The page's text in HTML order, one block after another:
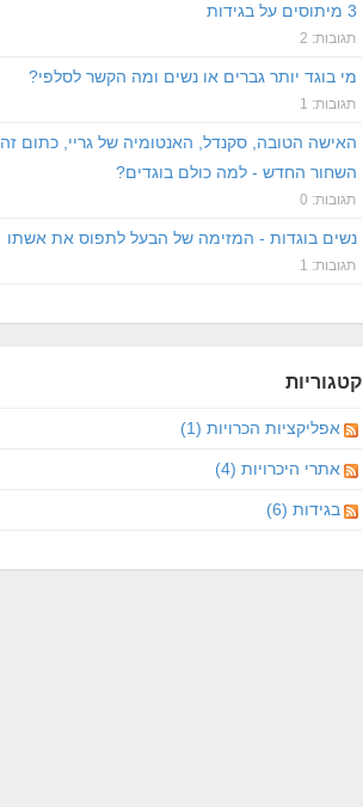
3 מיתוסים על בגידות
תגובות: 2
מי בוגד יותר גברים או נשים ומה הקשר לסלפי?
תגובות: 1
האישה הטובה, סקנדל, האנטומיה של גריי, כתום זה
השחור החדש - למה כולם בוגדים?
תגובות: 0
נשים בוגדות - המזימה של הבעל לתפוס את אשתו
תגובות: 1
קטגוריות
אפליקציות הכרויות (1)
אתרי היכרויות (4)
בגידות (6)